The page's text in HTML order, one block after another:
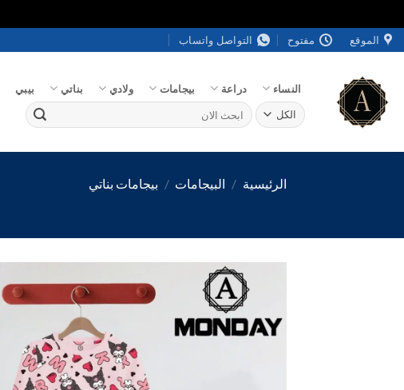
تخطي
للمحتوى
الموقع مفتوح التواصل واتساب
النساء دراعة بيجامات ولادي بناتي بيبي
البحث
عن:
الرئيسية / البيجامات / بيجامات بناتي